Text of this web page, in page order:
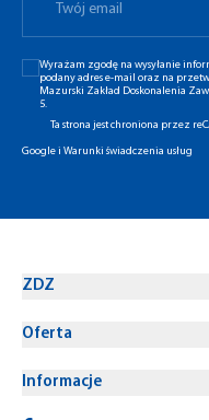
Wyrażam zgodę na wysyłanie
podany adres e-mail oraz na
Mazurski Zakład Doskonalenia
5.
Ta strona jest chroniona przez
Googlei Warunki świadczenia usług
ZDZ
Oferta
Informacje